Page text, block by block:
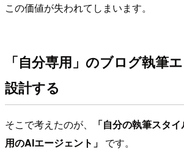
この価値が失われてしまいます。
「自分専用」のブログ執筆
設計する
そこで考えたのが、
「自分の執筆スタ
用のAIエージェント」 です。